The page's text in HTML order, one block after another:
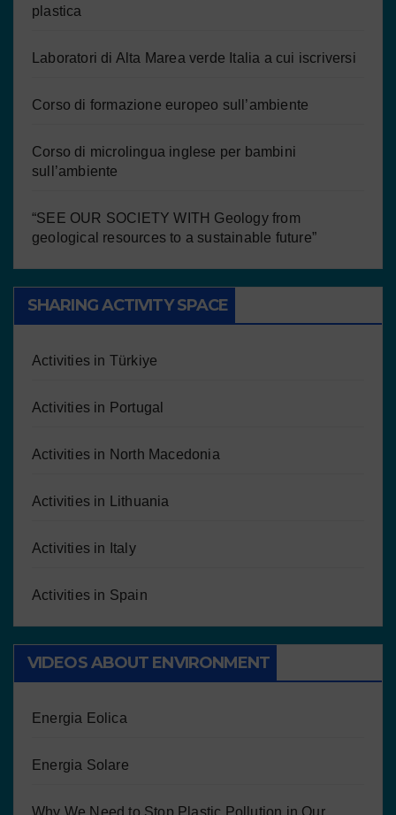
plastica
Laboratori di Alta Marea verde Italia a cui iscriversi
Corso di formazione europeo sull’ambiente
Corso di microlingua inglese per bambini
sull’ambiente
“SEE OUR SOCIETY WITH Geology from
geological resources to a sustainable future”
SHARING ACTIVITY SPACE
Activities in Türkiye
Activities in Portugal
Activities in North Macedonia
Activities in Lithuania
Activities in Italy
Activities in Spain
VIDEOS ABOUT ENVIRONMENT
Energia Eolica
Energia Solare
Why We Need to Stop Plastic Pollution in Our